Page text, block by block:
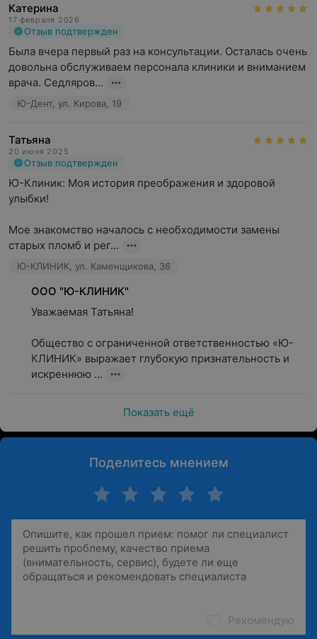
Катерина
17 февраля 2026
Отзыв подтвержден
Была вчера первый раз на консультации. Осталась очень
довольна обслуживаем персонала клиники и вниманием
врача. Седляров...
Ю-Дент, ул. Кирова, 19
Татьяна
20 июня 2025
Отзыв подтвержден
Ю-Клиник: Моя история преображения и здоровой
улыбки!
Мое знакомство началось с необходимости замены
старых пломб и рег...
Ю-КЛИНИК, ул. Каменщикова, 36
ООО "Ю-КЛИНИК"
Уважаемая Татьяна!
Общество с ограниченной ответственностью «Ю-
КЛИНИК» выражает глубокую признательность и
искреннюю ...
Показать ещё
Поделитесь мнением
Рекомендую